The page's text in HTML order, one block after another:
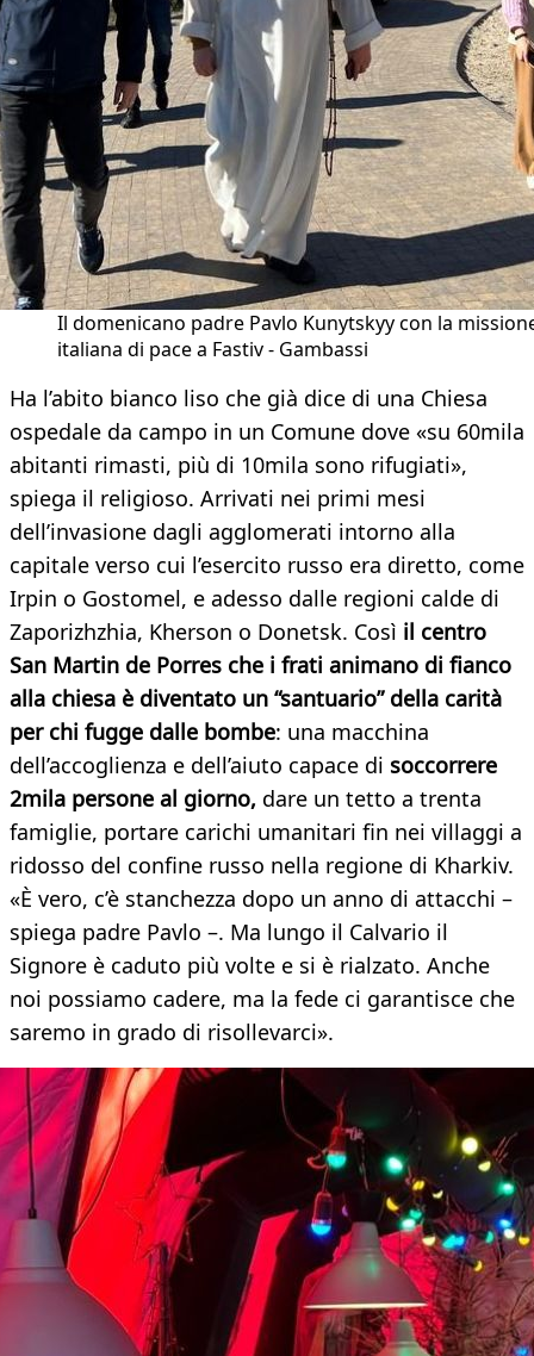
Il domenicano padre Pavlo Kunytskyy con la
italiana di pace a Fastiv - Gambassi
Ha l’abito bianco liso che già dice di una Chiesa
ospedale da campo in un Comune dove «su 60mila
abitanti rimasti, più di 10mila sono rifugiati»,
spiega il religioso. Arrivati nei primi mesi
dell’invasione dagli agglomerati intorno alla
capitale verso cui l’esercito russo era diretto, come
Irpin o Gostomel, e adesso dalle regioni calde di
Zaporizhzhia, Kherson o Donetsk. Così il centro
San Martin de Porres che i frati animano di fianco
alla chiesa è diventato un “santuario” della carità
per chi fugge dalle bombe: una macchina
dell’accoglienza e dell’aiuto capace di soccorrere
2mila persone al giorno, dare un tetto a trenta
famiglie, portare carichi umanitari fin nei villaggi a
ridosso del confine russo nella regione di Kharkiv.
«È vero, c’è stanchezza dopo un anno di attacchi –
spiega padre Pavlo –. Ma lungo il Calvario il
Signore è caduto più volte e si è rialzato. Anche
noi possiamo cadere, ma la fede ci garantisce che
saremo in grado di risollevarci».